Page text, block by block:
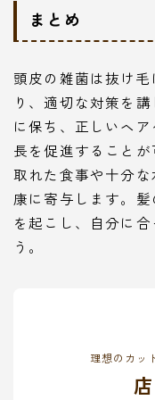
まとめ
頭皮の雑菌は抜け
り、適切な対策を
に保ち、正しいヘ
長を促進すること
取れた食事や十分
康に寄与します。
を起こし、自分に
う。
理想のカッ